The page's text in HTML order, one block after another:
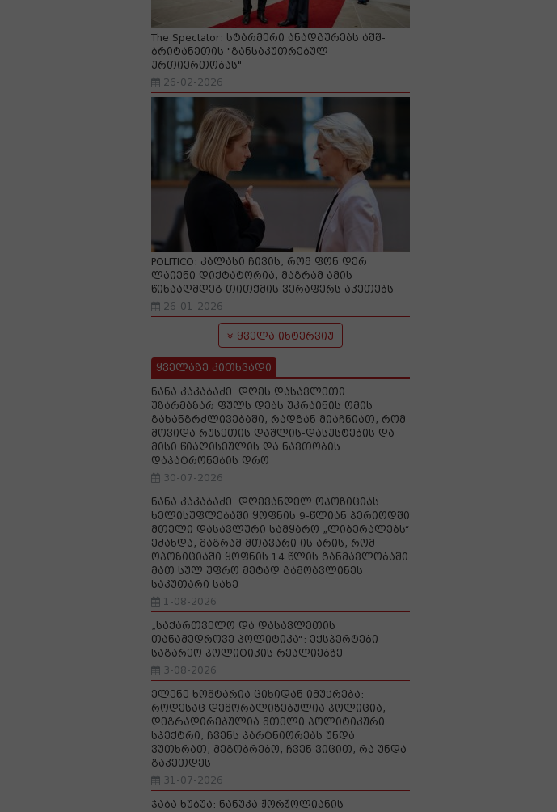
The Spectator: სტარმერი ანადგურებს აშშ-
ბრიტანეთის "განსაკუთრებულ
ურთიერთობას"
26-02-2026
POLITICO: კალასი ჩივის, რომ ფონ დერ
ლაიენი დიქტატორია, მაგრამ ამის
წინააღმდეგ თითქმის ვერაფერს აკეთებს
26-01-2026
ყველა ინტერვიუ
ყველაზე კითხვადი
ნანა კაკაბაძე: დღეს დასავლეთი
უზარმაზარ ფულს დებს უკრაინის ომის
გახანგრძლივებაში, რადგან მიაჩნიათ, რომ
მოვიდა რუსეთის დაშლის-დასუსტების და
მისი წიაღისეულის და ნავთობის
დაპატრონების დრო
30-07-2026
ნანა კაკაბაძე: დღევანდელ ოპოზიციას
ხელისუფლებაში ყოფნის 9-წლიან პერიოდში
მთელი დასავლური სამყარო „ლიბერალებს“
ეძახდა, მაგრამ მთავარი ის არის, რომ
ოპოზიციაში ყოფნის 14 წლის განმავლობაში
მათ სულ უფრო მეტად გამოავლინეს
საკუთარი სახე
1-08-2026
„საქართველო და დასავლეთის
თანამედროვე პოლიტიკა“: ექსპერტები
საგარეო პოლიტიკის რეალიებზე
3-08-2026
ელენე ხოშტარია ციხიდან იმუქრება:
როდესაც დემორალიზებულია პოლიცია,
დეგრადირებულია მთელი პოლიტიკური
სპექტრი, ჩვენს პარტნიორებს უნდა
ვუთხრათ, მეგობრებო, ჩვენ ვიცით, რა უნდა
გაკეთდეს
31-07-2026
ჯაბა ხუბუა: ნანუკა ჟორჟოლიანის